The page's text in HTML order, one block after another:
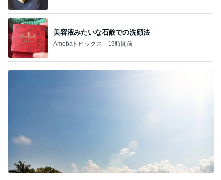
美容液みたいな石鹸での洗顔法
Amebaトピックス 19時間前